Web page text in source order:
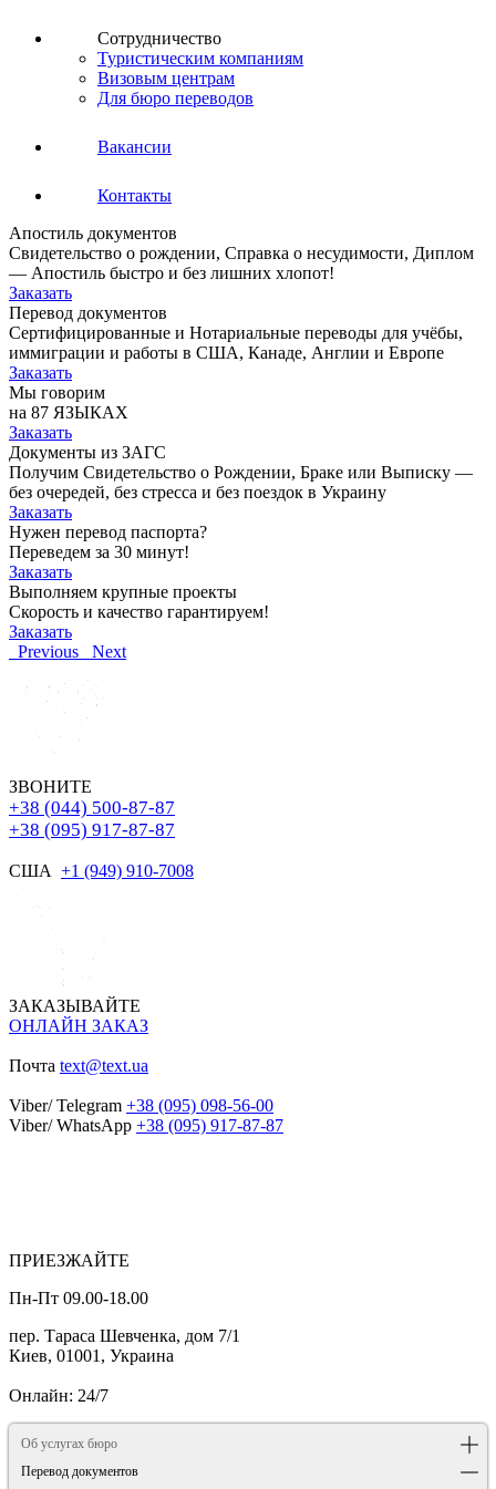
Сотрудничество
Туристическим компаниям
Визовым центрам
Для бюро переводов
Вакансии
Контакты
Апостиль документов
Свидетельство о рождении, Справка о несудимости, Диплом
— Апостиль быстро и без лишних хлопот!
Заказать
Перевод документов
Сертифицированные и Нотариальные переводы для учёбы,
иммиграции и работы в США, Канаде, Англии и Европе
Заказать
Мы говорим
на 87 ЯЗЫКАХ
Заказать
Документы из ЗАГС
Получим Свидетельство о Рождении, Браке или Выписку —
без очередей, без стресса и без поездок в Украину
Заказать
Нужен перевод паспорта?
Переведем за 30 минут!
Заказать
Выполняем крупные проекты
Скорость и качество гарантируем!
Заказать
Previous
Next
ЗВОНИТЕ
+38 (044) 500-87-87
+38 (095) 917-87-87
США +1 (949) 910-7008
ЗАКАЗЫВАЙТЕ
ОНЛАЙН ЗАКАЗ
Почта text@text.ua
Viber/ Telegram +38 (095) 098-56-00
Viber/ WhatsApp +38 (095) 917-87-87
ПРИЕЗЖАЙТЕ
Пн-Пт 09.00-18.00
пер. Тараса Шевченка, дом 7/1
Киев, 01001, Украина
Онлайн: 24/7
Об услугах бюро
Перевод документов